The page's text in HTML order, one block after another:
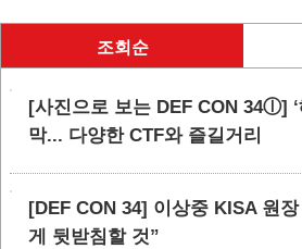
조회순
[사진으로 보는 DEF CON 34ⓛ] ‘
막... 다양한 CTF와 즐길거리
[DEF CON 34] 이상중 KISA 원
게 뒷받침할 것”